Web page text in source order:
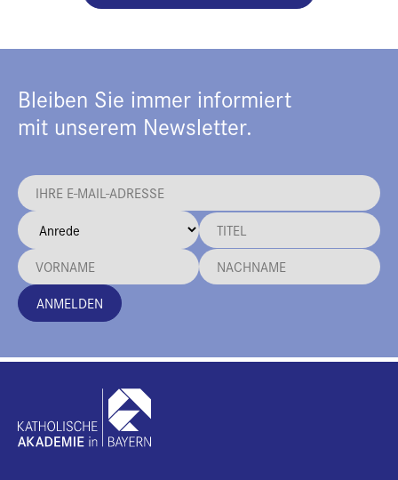
Bleiben Sie immer informiert
mit unserem Newsletter.
ANMELDEN